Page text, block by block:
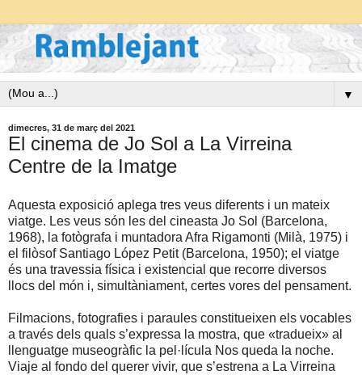
▼
dimecres, 31 de març del 2021
El cinema de Jo Sol a La Virreina
Centre de la Imatge
Aquesta exposició aplega tres veus diferents i un mateix
viatge. Les veus són les del cineasta Jo Sol (Barcelona,
1968), la fotògrafa i muntadora Afra Rigamonti (Milà, 1975) i
el filòsof Santiago López Petit (Barcelona, 1950); el viatge
és una travessia física i existencial que recorre diversos
llocs del món i, simultàniament, certes vores del pensament.
Filmacions, fotografies i paraules constitueixen els vocables
a través dels quals s’expressa la mostra, que «tradueix» al
llenguatge museogràfic la pel·lícula Nos queda la noche.
Viaje al fondo del querer vivir, que s’estrena a La Virreina